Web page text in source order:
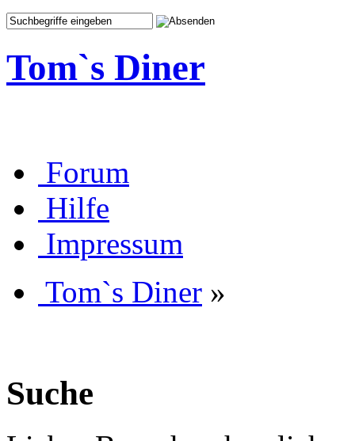
Tom`s Diner
Forum
Hilfe
Impressum
Tom`s Diner »
Suche